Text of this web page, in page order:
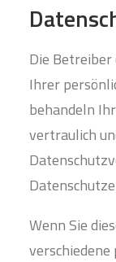
Die Betreiber
Ihrer
behandeln
vertraulich
Wenn Sie